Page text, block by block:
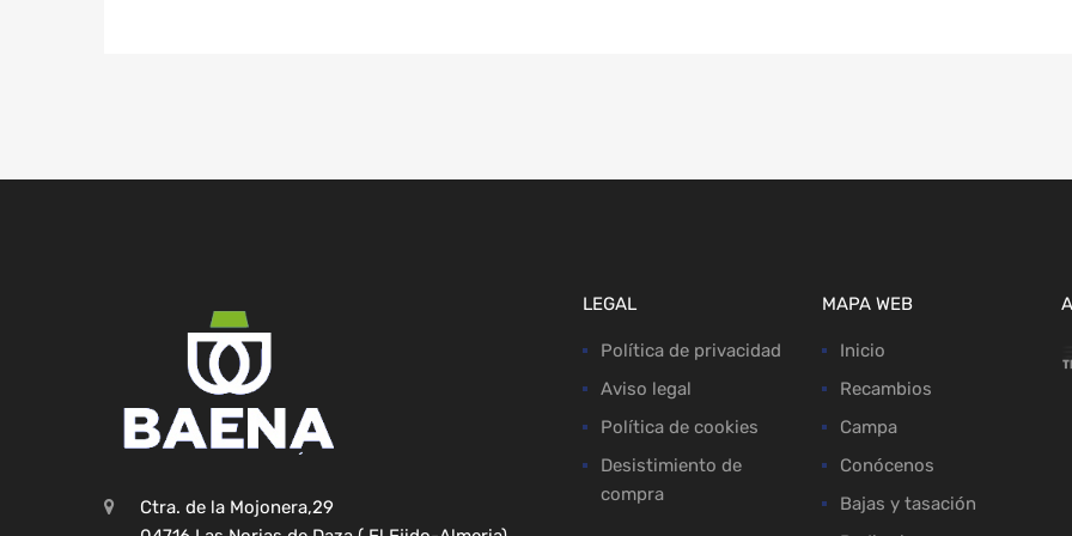
Ctra. de la Mojonera,29
LEGAL
Política de privacidad
Aviso legal
Política de cookies
Desistimiento de
compra
MAPA WEB
Inicio
Recambios
Campa
Conócenos
Bajas y tasación